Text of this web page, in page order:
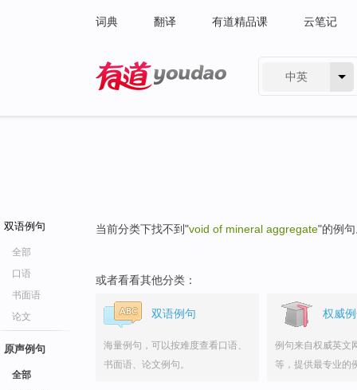
词典 翻译 有道精品课 云笔记
中英
双语例句
全部
口语
书面语
论文
原声例句
全部
当前分类下找不到"void of mineral aggregate"的例
或者看看其他分类：
双语例句
海量例句，可以按难度查看口语、
书面语、论文例句。
权威
例句来自权威英文
等，提供最专业的